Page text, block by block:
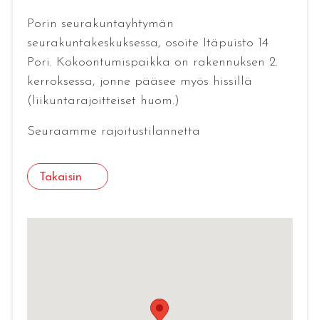
Porin seurakuntayhtymän
seurakuntakeskuksessa, osoite Itäpuisto 14
Pori. Kokoontumispaikka on rakennuksen 2.
kerroksessa, jonne pääsee myös hissillä
(liikuntarajoitteiset huom.)
Seuraamme rajoitustilannetta
Takaisin